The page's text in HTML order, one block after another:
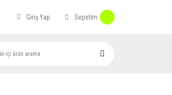
Giriş Yap Sepetim